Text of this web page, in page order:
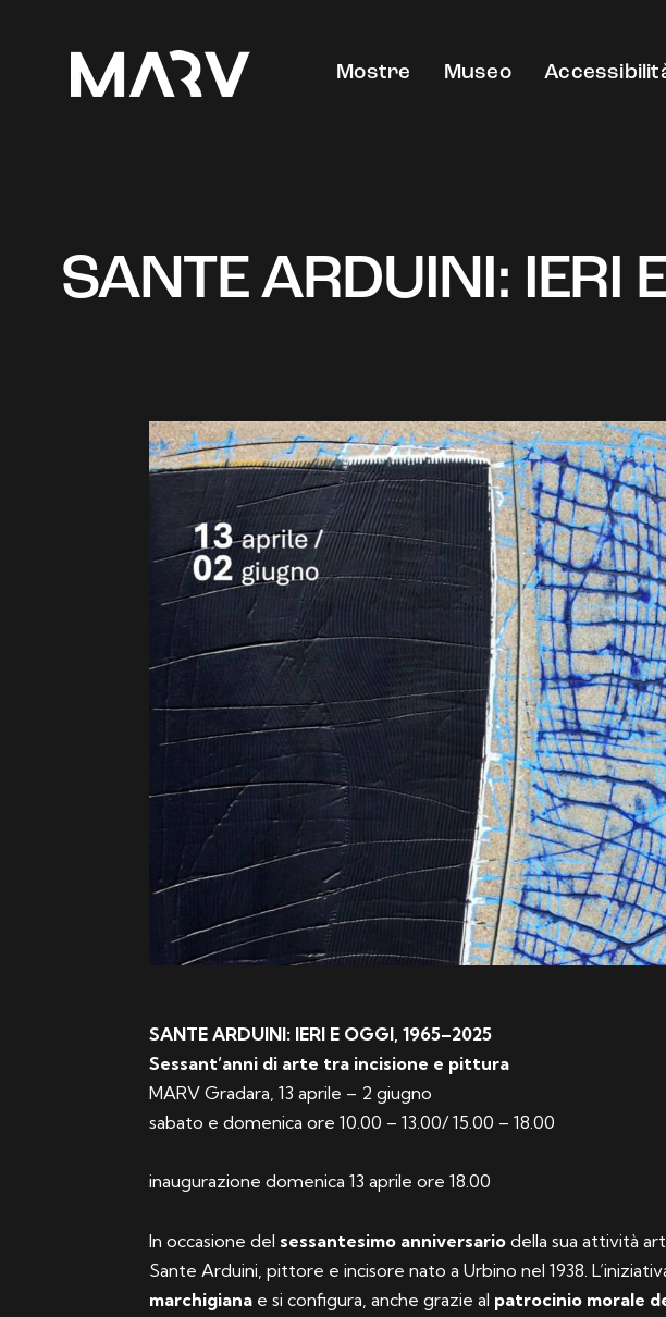
Mostre Museo
SANTE ARDUINI: IERI
SANTE ARDUINI: IERI E OGGI, 1965–2025
Sessant’anni di arte tra incisione e pittura
MARV Gradara, 13 aprile – 2 giugno
sabato e domenica ore 10.00 – 13.00/ 15.00 – 18.00
inaugurazione domenica 13 aprile ore 18.00
In occasione del sessantesimo anniversario della sua attività
Sante Arduini, pittore e incisore nato a Urbino nel 1938.
marchigiana e si configura, anche grazie al patrocinio morale